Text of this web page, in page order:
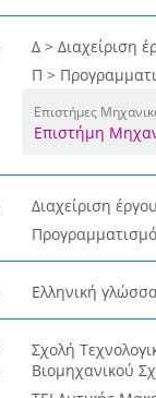
Δ > Διαχείριση
Π >
Επιστήμες
Επιστήμη
Διαχείριση έργου
Ελληνική
Σχολή
Βιομηχανικού